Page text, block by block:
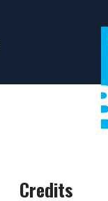
Credits